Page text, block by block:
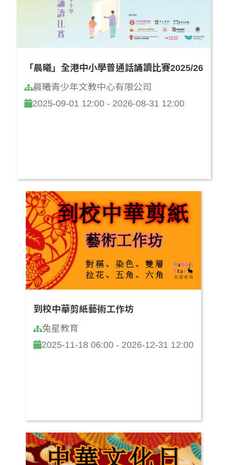
「晨曦」全港中小學普通話誦讀比賽2025/26
晨曦青少年文教中心有限公司
2025-09-01 12:00 - 2026-08-31 12:00
到校中華剪紙藝術工作坊
兔星教育
2025-11-18 06:00 - 2026-12-31 12:00